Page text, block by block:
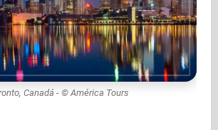
Canadá - © América Tours